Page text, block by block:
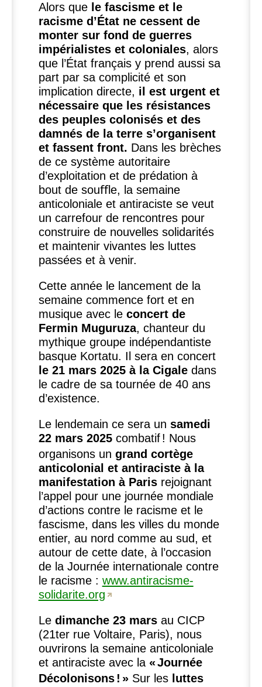
Alors que le fascisme et le
racisme d’État ne cessent de
monter sur fond de guerres
impérialistes et coloniales, alors
que l’État français y prend aussi sa
part par sa complicité et son
implication directe, il est urgent et
nécessaire que les résistances
des peuples colonisés et des
damnés de la terre s’organisent
et fassent front. Dans les brèches
de ce système autoritaire
d’exploitation et de prédation à
bout de souﬀle, la semaine
anticoloniale et antiraciste se veut
un carrefour de rencontres pour
construire de nouvelles solidarités
et maintenir vivantes les luttes
passées et à venir.
Cette année le lancement de la
semaine commence fort et en
musique avec le concert de
Fermin Muguruza, chanteur du
mythique groupe indépendantiste
basque Kortatu. Il sera en concert
le 21 mars 2025 à la Cigaledans
le cadre de sa tournée de 40 ans
d’existence.
Le lendemain ce sera un samedi
22 mars 2025combatif! Nous
organisons un grand cortège
anticolonial et antiraciste à la
manifestation à Parisrejoignant
l’appel pour une journée mondiale
d’actions contre le racisme et le
fascisme, dans les villes du monde
entier, au nord comme au sud, et
autour de cette date, à l’occasion
de la Journée internationale contre
le racisme : www.antiracisme-
solidarite.org
Le dimanche 23 marsau CICP
(21ter rue Voltaire, Paris), nous
ouvrirons la semaine anticoloniale
et antiraciste avec la «Journée
Décolonisons! »Sur les luttes